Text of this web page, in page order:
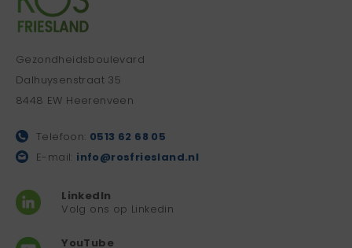
Gezondheidsboulevard
Dalhuysenstraat 35
8448 EW Heerenveen
Telefoon: 0513 62 68 05
E-mail: info@rosfriesland.nl
LinkedIn
Volg ons op Linkedin
YouTube